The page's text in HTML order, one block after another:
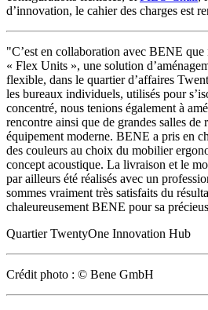
d’innovation, le cahier des charges est
"C’est en collaboration avec BENE que
« Flex Units », une solution
flexible, dans le quartier d’affaires
les bureaux individuels, utilisés pour
concentré, nous tenions également à
rencontre ainsi que de grandes salles de
équipement moderne. BENE a pris en
des couleurs au choix du mobilier
concept acoustique. La livraison et le
par ailleurs été réalisés avec un
sommes vraiment très satisfaits du
chaleureusement BENE pour sa
Quartier TwentyOne Innovation Hub
Crédit photo : © Bene GmbH